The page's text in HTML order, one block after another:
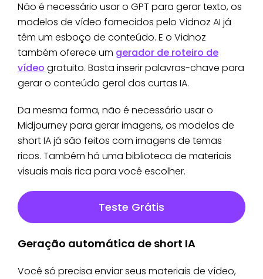
Não é necessário usar o GPT para gerar texto, os
modelos de vídeo fornecidos pelo Vidnoz AI já
têm um esboço de conteúdo. E o Vidnoz
também oferece um gerador de roteiro de
vídeo gratuito. Basta inserir palavras-chave para
gerar o conteúdo geral dos curtas IA.
Da mesma forma, não é necessário usar o
Midjourney para gerar imagens, os modelos de
short IA já são feitos com imagens de temas
ricos. Também há uma biblioteca de materiais
visuais mais rica para você escolher.
Teste Grátis
Geração automática de short IA
Você só precisa enviar seus materiais de vídeo,